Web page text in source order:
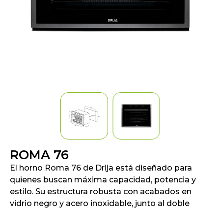
ROMA 76
El horno Roma 76 de Drija está diseñado para
quienes buscan máxima capacidad, potencia y
estilo. Su estructura robusta con acabados en
vidrio negro y acero inoxidable, junto al doble